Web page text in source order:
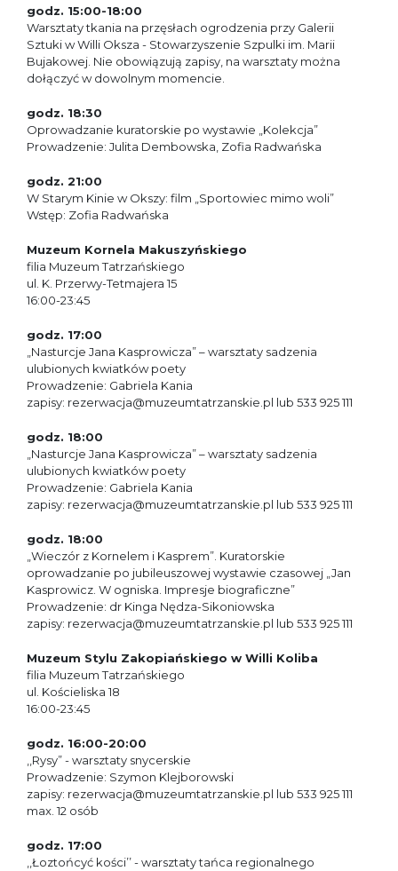
godz. 15:00-18:00
Warsztaty tkania na przęsłach ogrodzenia przy Galerii
Sztuki w Willi Oksza - Stowarzyszenie Szpulki im. Marii
Bujakowej. Nie obowiązują zapisy, na warsztaty można
dołączyć w dowolnym momencie.
godz. 18:30
Oprowadzanie kuratorskie po wystawie „Kolekcja”
Prowadzenie: Julita Dembowska, Zofia Radwańska
godz. 21:00
W Starym Kinie w Okszy: film „Sportowiec mimo woli”
Wstęp: Zofia Radwańska
Muzeum Kornela Makuszyńskiego
filia Muzeum Tatrzańskiego
ul. K. Przerwy-Tetmajera 15
16:00-23:45
godz. 17:00
„Nasturcje Jana Kasprowicza” – warsztaty sadzenia
ulubionych kwiatków poety
Prowadzenie: Gabriela Kania
zapisy: rezerwacja@muzeumtatrzanskie.pl lub 533 925 111
godz. 18:00
„Nasturcje Jana Kasprowicza” – warsztaty sadzenia
ulubionych kwiatków poety
Prowadzenie: Gabriela Kania
zapisy: rezerwacja@muzeumtatrzanskie.pl lub 533 925 111
godz. 18:00
„Wieczór z Kornelem i Kasprem”. Kuratorskie
oprowadzanie po jubileuszowej wystawie czasowej „Jan
Kasprowicz. W ogniska. Impresje biograficzne”
Prowadzenie: dr Kinga Nędza-Sikoniowska
zapisy: rezerwacja@muzeumtatrzanskie.pl lub 533 925 111
Muzeum Stylu Zakopiańskiego w Willi Koliba
filia Muzeum Tatrzańskiego
ul. Kościeliska 18
16:00-23:45
godz. 16:00-20:00
,,Rysy” - warsztaty snycerskie
Prowadzenie: Szymon Klejborowski
zapisy: rezerwacja@muzeumtatrzanskie.pl lub 533 925 111
max. 12 osób
godz. 17:00
,,Łoztońcyć kości’’ - warsztaty tańca regionalnego